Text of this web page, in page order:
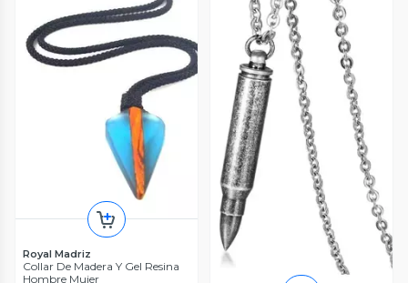
Royal Madriz
Collar De Madera Y Gel Resina
Hombre Mujer